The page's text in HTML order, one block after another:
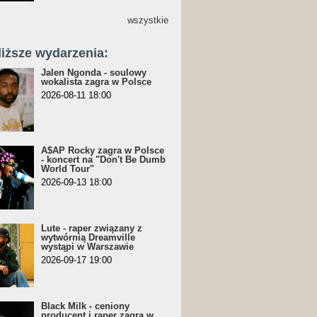
wszystkie
wydarzenia:
Jalen Ngonda - soulowy
wokalista zagra w Polsce
2026-08-11 18:00
A$AP Rocky zagra w Polsce
- koncert na "Don't Be Dumb
World Tour"
2026-09-13 18:00
Lute - raper związany z
wytwórnią Dreamville
wystąpi w Warszawie
2026-09-17 19:00
Black Milk - ceniony